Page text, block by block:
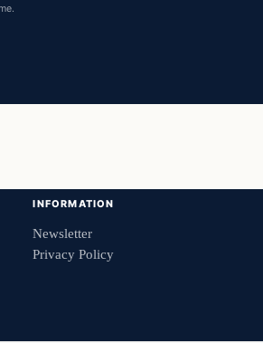
INFORMATION
Newsletter
Privacy Policy